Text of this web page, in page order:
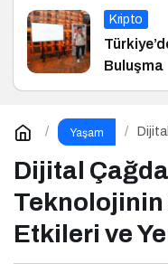
Kripto
Buluşma
Yaşam
Dijital
Teknolojinin
Etkileri ve